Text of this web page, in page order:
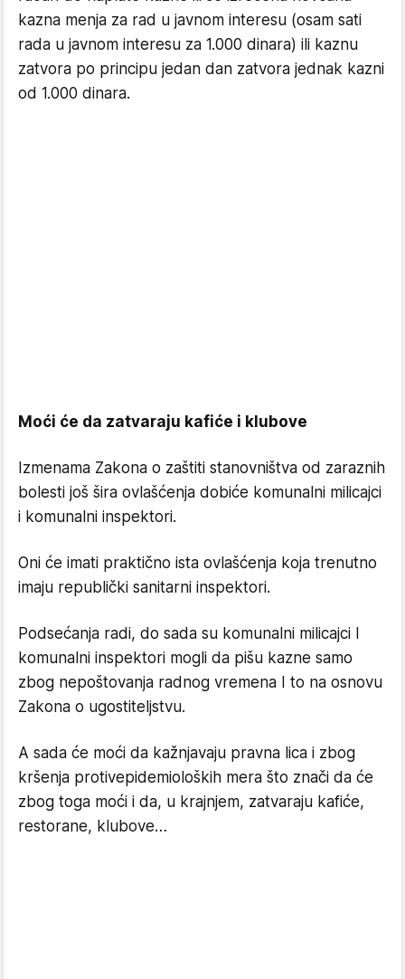
kazna menja za rad u javnom interesu (osam sati
rada u javnom interesu za 1.000 dinara) ili kaznu
zatvora po principu jedan dan zatvora jednak kazni
od 1.000 dinara.
Moći će da zatvaraju kafiće i klubove
Izmenama Zakona o zaštiti stanovništva od zaraznih
bolesti još šira ovlašćenja dobiće komunalni milicajci
i komunalni inspektori.
Oni će imati praktično ista ovlašćenja koja trenutno
imaju republički sanitarni inspektori.
Podsećanja radi, do sada su komunalni milicajci I
komunalni inspektori mogli da pišu kazne samo
zbog nepoštovanja radnog vremena I to na osnovu
Zakona o ugostiteljstvu.
A sada će moći da kažnjavaju pravna lica i zbog
kršenja protivepidemioloških mera što znači da će
zbog toga moći i da, u krajnjem, zatvaraju kafiće,
restorane, klubove…